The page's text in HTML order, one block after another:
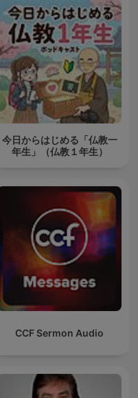
今日からはじめる「仏教一
年生」（仏教１年生）
CCF Sermon Audio